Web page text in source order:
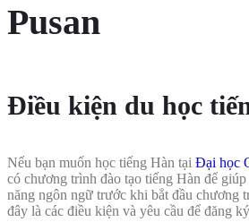
Pusan
Điều kiện du học
Nếu bạn muốn học tiếng Hàn tại Đại học
có chương trình đào tạo tiếng Hàn để
năng ngôn ngữ trước khi bắt đầu chương
đây là các điều kiện và yêu cầu để đăng